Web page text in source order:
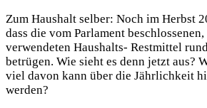
Zum Haushalt selber: Noch im Herbst
dass die vom Parlament
verwendeten Haushalts- Restmittel
betrügen. Wie sieht es denn jetzt aus?
viel davon kann über die Jährlichkeit
werden?